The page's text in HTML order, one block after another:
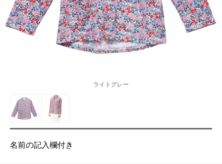
ライトグレー
名前の記入欄付き